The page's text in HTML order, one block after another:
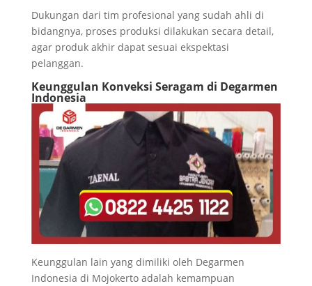
Dukungan dari tim profesional yang sudah ahli di
bidangnya, proses produksi dilakukan secara detail,
agar produk akhir dapat sesuai ekspektasi
pelanggan.
Keunggulan Konveksi Seragam di Degarmen
Indonesia
Keunggulan lain yang dimiliki oleh Degarmen
Indonesia di Mojokerto adalah kemampuan